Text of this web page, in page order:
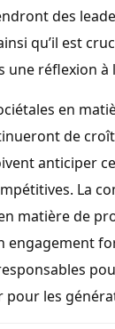
des
qu’il est
une réflexion
en
de
anticiper
La
matière de
engagement
pour les